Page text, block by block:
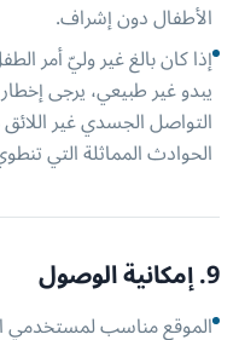
الأطفال دون إشراف.
إذا كان بالغ غير وليّ أمر
يبدو غير طبيعي، يرجى
التواصل الجسدي غير
الحوادث المماثلة التي
9. إمكانية الوصول
الموقع مناسب لمستخدمي